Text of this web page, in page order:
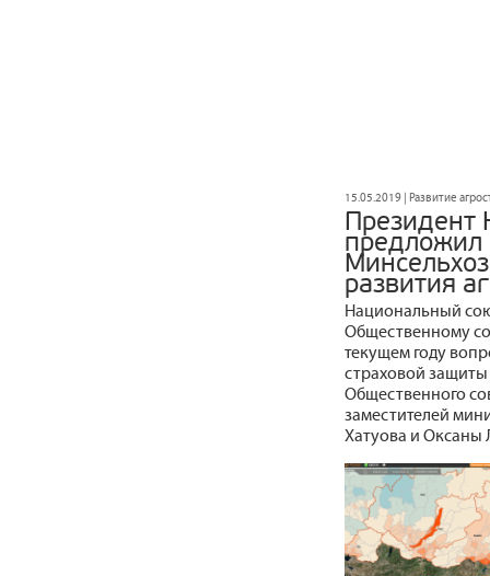
15.05.2019 | Развитие
предложил
развития
Национальный
Общественному
текущем году
страховой защиты
Общественного
заместителей
Хатуова и Оксаны